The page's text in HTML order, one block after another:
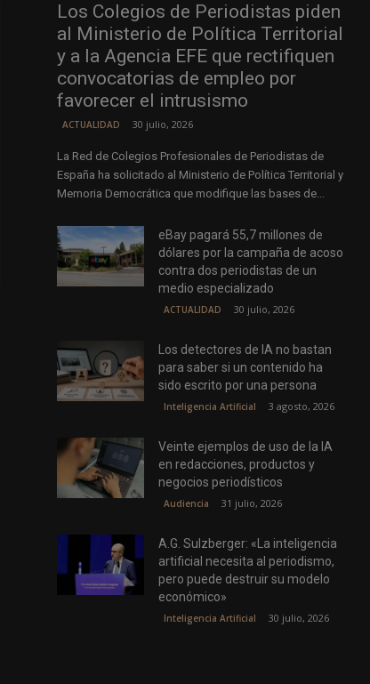
Los Colegios de Periodistas piden
al Ministerio de Política Territorial
y a la Agencia EFE que rectifiquen
convocatorias de empleo por
favorecer el intrusismo
ACTUALIDAD 30 julio, 2026
La Red de Colegios Profesionales de Periodistas de
España ha solicitado al Ministerio de Política Territorial y
Memoria Democrática que modifique las bases de...
eBay pagará 55,7 millones de
dólares por la campaña de acoso
contra dos periodistas de un
medio especializado
ACTUALIDAD 30 julio, 2026
Los detectores de IA no bastan
para saber si un contenido ha
sido escrito por una persona
Inteligencia Artificial 3 agosto, 2026
Veinte ejemplos de uso de la IA
en redacciones, productos y
negocios periodísticos
Audiencia 31 julio, 2026
A.G. Sulzberger: «La inteligencia
artificial necesita al periodismo,
pero puede destruir su modelo
económico»
Inteligencia Artificial 30 julio, 2026